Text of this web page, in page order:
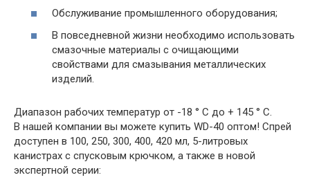
Обслуживание промышленного оборудования;
В повседневной жизни необходимо использовать
смазочные материалы с очищающими
свойствами для смазывания металлических
изделий.
Диапазон рабочих температур от -18 ° C до + 145 ° C.
В нашей компании вы можете купить WD-40 оптом! Спрей
доступен в 100, 250, 300, 400, 420 мл, 5-литровых
канистрах с спусковым крючком, а также в новой
экспертной серии: